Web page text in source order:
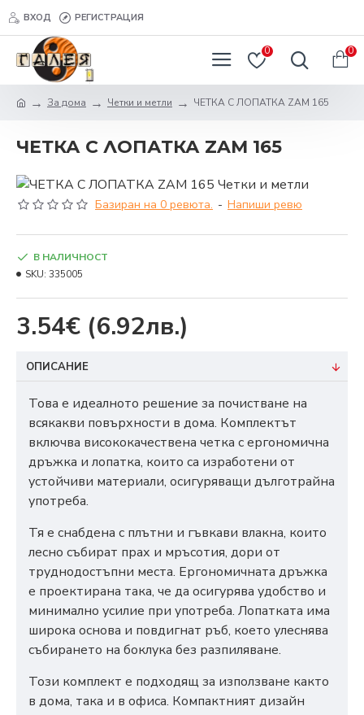
ВХОД РЕГИСТРАЦИЯ
0 0
За дома Четки и метли ЧЕТКА С ЛОПАТКА ZAM 165
ЧЕТКА С ЛОПАТКА ZAM 165
Базиран на 0 ревюта. - Напиши ревю
3.54€ (6.92лв.)
В НАЛИЧНОСТ
SKU: 335005
ОПИСАНИЕ
Това е идеалното решение за почистване на
всякакви повърхности в дома. Комплектът
включва висококачествена четка с ергономична
дръжка и лопатка, които са изработени от
устойчиви материали, осигуряващи дълготрайна
употреба.
Тя е снабдена с плътни и гъвкави влакна, които
лесно събират прах и мръсотия, дори от
труднодостъпни места. Ергономичната дръжка
е проектирана така, че да осигурява удобство и
минимално усилие при употреба. Лопатката има
широка основа и повдигнат ръб, което улеснява
събирането на боклука без разпиляване.
Този комплект е подходящ за използване както
в дома, така и в офиса. Компактният дизайн